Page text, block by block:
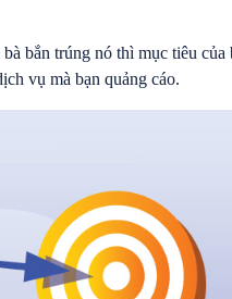
bắn trúng nó thì mục tiêu của
vụ mà bạn quảng cáo.